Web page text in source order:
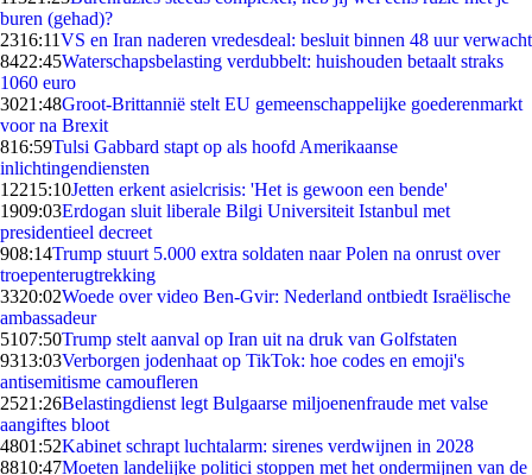
buren (gehad)?
2316:11VS en Iran naderen vredesdeal: besluit binnen 48 uur verwacht
8422:45Waterschapsbelasting verdubbelt: huishouden betaalt straks
1060 euro
3021:48Groot-Brittannië stelt EU gemeenschappelijke goederenmarkt
voor na Brexit
816:59Tulsi Gabbard stapt op als hoofd Amerikaanse
inlichtingendiensten
12215:10Jetten erkent asielcrisis: 'Het is gewoon een bende'
1909:03Erdogan sluit liberale Bilgi Universiteit Istanbul met
presidentieel decreet
908:14Trump stuurt 5.000 extra soldaten naar Polen na onrust over
troepenterugtrekking
3320:02Woede over video Ben-Gvir: Nederland ontbiedt Israëlische
ambassadeur
5107:50Trump stelt aanval op Iran uit na druk van Golfstaten
9313:03Verborgen jodenhaat op TikTok: hoe codes en emoji's
antisemitisme camoufleren
2521:26Belastingdienst legt Bulgaarse miljoenenfraude met valse
aangiftes bloot
4801:52Kabinet schrapt luchtalarm: sirenes verdwijnen in 2028
8810:47Moeten landelijke politici stoppen met het ondermijnen van de